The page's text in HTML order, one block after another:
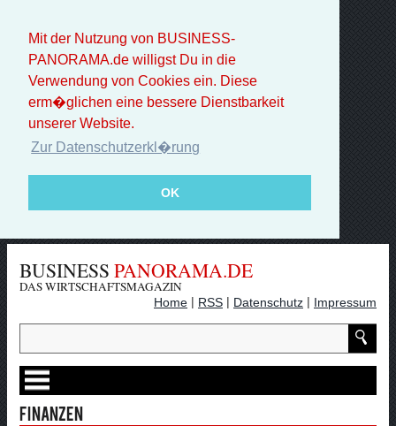
Mit der Nutzung von BUSINESS-
PANORAMA.de willigst Du in die
Verwendung von Cookies ein. Diese
erm�glichen eine bessere Dienstbarkeit
unserer Website.
Zur Datenschutzerkl�rung
OK
BUSINESS PANORAMA.DE
DAS WIRTSCHAFTSMAGAZIN
Home | RSS | Datenschutz | Impressum
Finanzen